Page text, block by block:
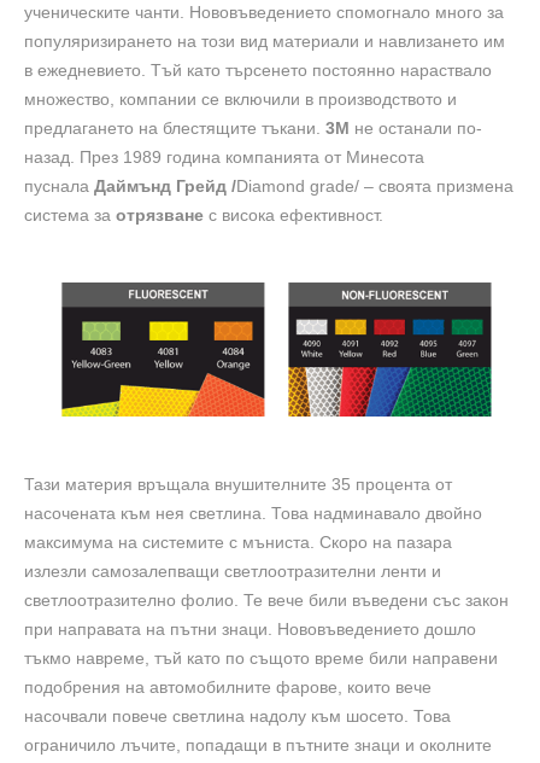
ученическите чанти. Нововъведението спомогнало много за
популяризирането на този вид материали и навлизането им
в ежедневието. Тъй като търсенето постоянно нараствало
множество, компании се включили в производството и
предлагането на блестящите тъкани. 3М не останали по-
назад. През 1989 година компанията от Минесота
пуснала Даймънд Грейд /Diamond grade/ – своята призмена
система за отрязване с висока ефективност.
Тази материя връщала внушителните 35 процента от
насочената към нея светлина. Това надминавало двойно
максимума на системите с мъниста. Скоро на пазара
излезли самозалепващи светлоотразителни ленти и
светлоотразително фолио. Те вече били въведени със закон
при направата на пътни знаци. Нововъведението дошло
тъкмо навреме, тъй като по същото време били направени
подобрения на автомобилните фарове, които вече
насочвали повече светлина надолу към шосето. Това
ограничило лъчите, попадащи в пътните знаци и околните